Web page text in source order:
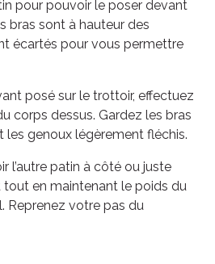
pour pouvoir le poser devant
bras sont à hauteur des
écartés pour vous permettre
posé sur le trottoir, effectuez
corps dessus. Gardez les bras
les genoux légèrement fléchis.
l’autre patin à côté ou juste
tout en maintenant le poids du
Reprenez votre pas du